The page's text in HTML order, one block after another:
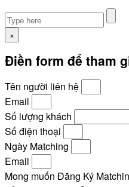
×
Điền form để tham
Tên người liên hệ
Email
Số lượng khách
Số điện thoại
Ngày Matching
Email
Mong muốn Đăng Ký